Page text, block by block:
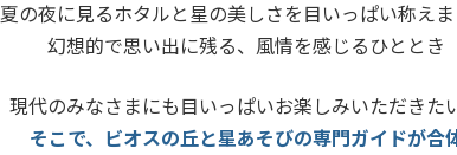
夏の夜に見るホタルと星の美しさを 目いっぱい称え
幻想的で思い出に残る、風情を感じるひととき
現代のみなさまにも 目いっぱいお楽しみいただきた
そこで、ビオスの丘と星あそびの専門ガイドが合